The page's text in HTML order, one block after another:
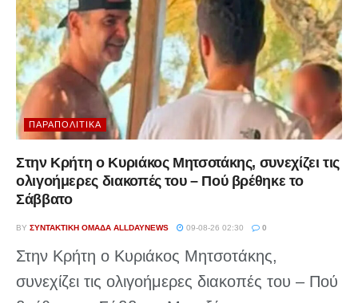
ΠΑΡΑΠΟΛΙΤΙΚΆ
Στην Κρήτη ο Κυριάκος Μητσοτάκης, συνεχίζει τις
ολιγοήμερες διακοπές του – Πού βρέθηκε το
Σάββατο
BY ΣΥΝΤΑΚΤΙΚΉ ΟΜΆΔΑ ALLDAYNEWS 09-08-26 02:30 0
Στην Κρήτη ο Κυριάκος Μητσοτάκης,
συνεχίζει τις ολιγοήμερες διακοπές του – Πού